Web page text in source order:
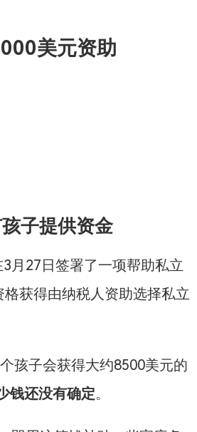
美元资助
子提供资金
月27日签署了一项帮助私立
获得由纳税人资助选择私立
孩子会获得大约8500美元的
钱还没有确定。